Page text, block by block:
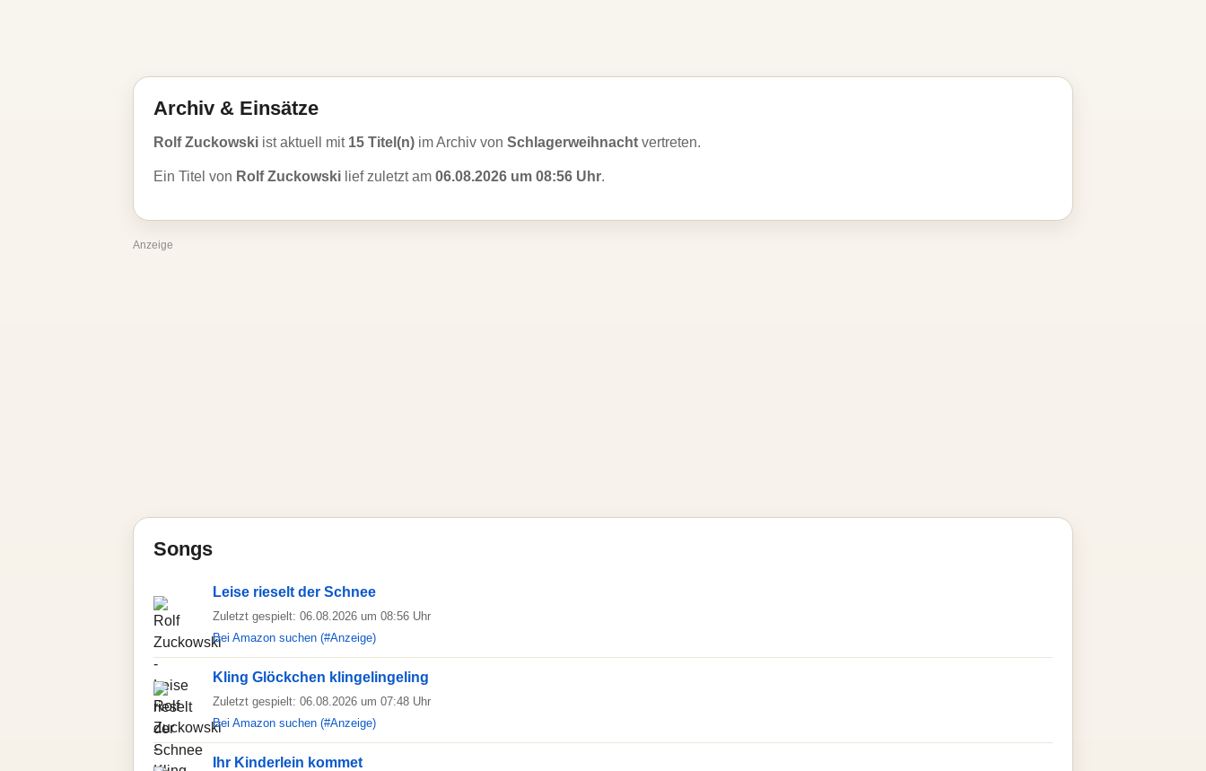
Archiv & Einsätze
Rolf Zuckowski ist aktuell mit 15 Titel(n) im Archiv von Schlagerweihnacht vertreten.
Ein Titel von Rolf Zuckowski lief zuletzt am 06.08.2026 um 08:56 Uhr.
Anzeige
Songs
Leise rieselt der Schnee
Zuletzt gespielt: 06.08.2026 um 08:56 Uhr
Bei Amazon suchen (#Anzeige)
Kling Glöckchen klingelingeling
Zuletzt gespielt: 06.08.2026 um 07:48 Uhr
Bei Amazon suchen (#Anzeige)
Ihr Kinderlein kommet